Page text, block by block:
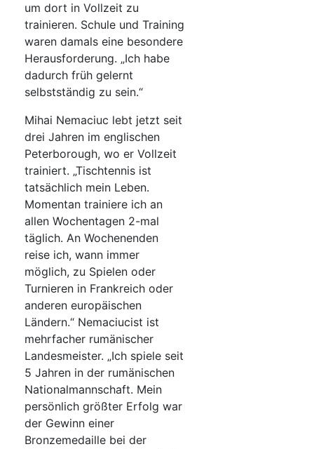
um dort in Vollzeit zu
trainieren. Schule und Training
waren damals eine besondere
Herausforderung. „Ich habe
dadurch früh gelernt
selbstständig zu sein.“
Mihai Nemaciuc lebt jetzt seit
drei Jahren im englischen
Peterborough, wo er Vollzeit
trainiert. „Tischtennis ist
tatsächlich mein Leben.
Momentan trainiere ich an
allen Wochentagen 2-mal
täglich. An Wochenenden
reise ich, wann immer
möglich, zu Spielen oder
Turnieren in Frankreich oder
anderen europäischen
Ländern.“ Nemaciucist ist
mehrfacher rumänischer
Landesmeister. „Ich spiele seit
5 Jahren in der rumänischen
Nationalmannschaft. Mein
persönlich größter Erfolg war
der Gewinn einer
Bronzemedaille bei der